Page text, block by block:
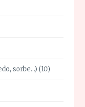
sorbe…) (10)